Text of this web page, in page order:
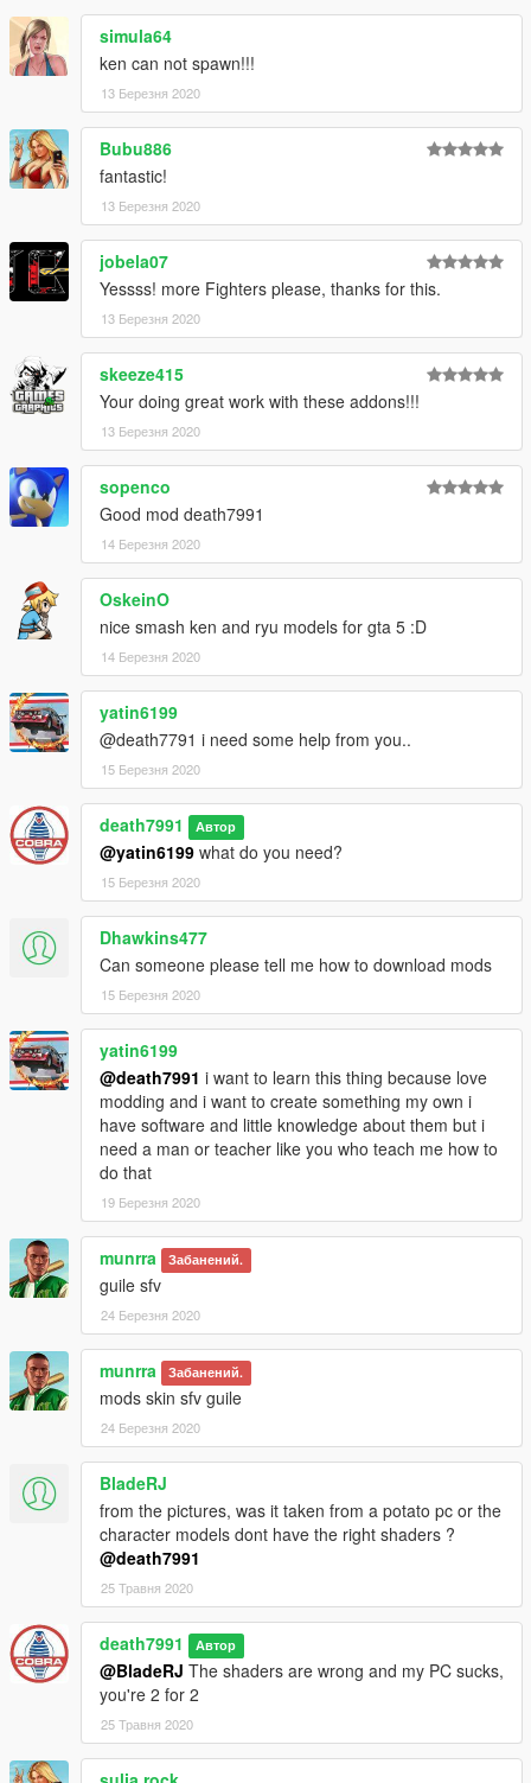
simula64
ken can not spawn!!!
13 Березня 2020
Bubu886
fantastic!
13 Березня 2020
jobela07
Yessss! more Fighters please, thanks for this.
13 Березня 2020
skeeze415
Your doing great work with these addons!!!
13 Березня 2020
sopenco
Good mod death7991
14 Березня 2020
OskeinO
nice smash ken and ryu models for gta 5 :D
14 Березня 2020
yatin6199
@death7791 i need some help from you..
15 Березня 2020
death7991 Автор
@yatin6199 what do you need?
15 Березня 2020
Dhawkins477
Can someone please tell me how to download mods
15 Березня 2020
yatin6199
@death7991 i want to learn this thing because love
modding and i want to create something my own i
have software and little knowledge about them but i
need a man or teacher like you who teach me how to
do that
19 Березня 2020
munrra Забанений.
guile sfv
24 Березня 2020
munrra Забанений.
mods skin sfv guile
24 Березня 2020
BladeRJ
from the pictures, was it taken from a potato pc or the
character models dont have the right shaders ?
@death7991
25 Травня 2020
death7991 Автор
@BladeRJ The shaders are wrong and my PC sucks,
you're 2 for 2
25 Травня 2020